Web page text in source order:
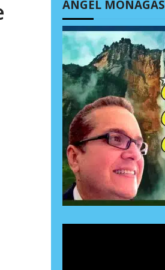
ÁNGEL MONAGAS